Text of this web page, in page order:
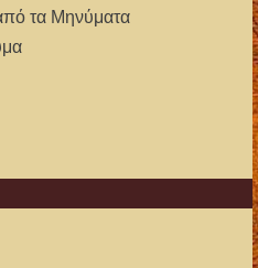
τα Μηνύματα